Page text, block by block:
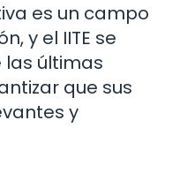
es un campo
y el IITE se
últimas
que sus
y